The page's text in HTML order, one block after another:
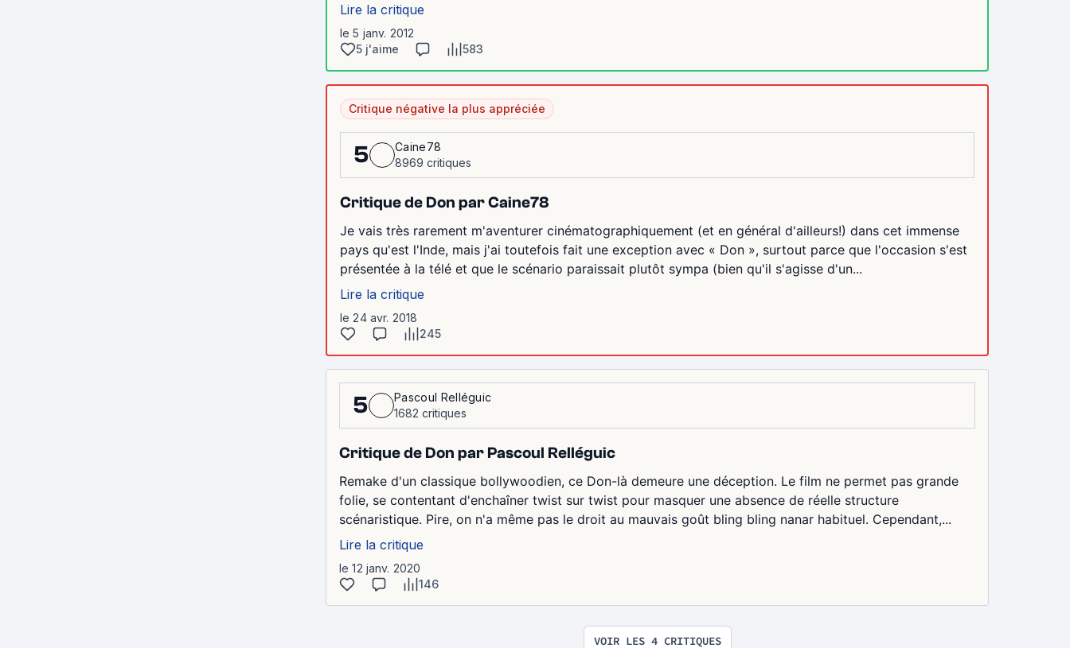
Lire la critique
le 5 janv. 2012
5 j'aime
583
Critique négative la plus appréciée
5
Caine78
8969 critiques
Critique de Don par Caine78
Je vais très rarement m'aventurer cinématographiquement (et en général d'ailleurs!) dans cet immense
pays qu'est l'Inde, mais j'ai toutefois fait une exception avec « Don », surtout parce que l'occasion s'est
présentée à la télé et que le scénario paraissait plutôt sympa (bien qu'il s'agisse d'un...
Lire la critique
le 24 avr. 2018
245
5
Pascoul Relléguic
1682 critiques
Critique de Don par Pascoul Relléguic
Remake d'un classique bollywoodien, ce Don-là demeure une déception. Le film ne permet pas grande
folie, se contentant d'enchaîner twist sur twist pour masquer une absence de réelle structure
scénaristique. Pire, on n'a même pas le droit au mauvais goût bling bling nanar habituel. Cependant,...
Lire la critique
le 12 janv. 2020
146
VOIR LES 4 CRITIQUES